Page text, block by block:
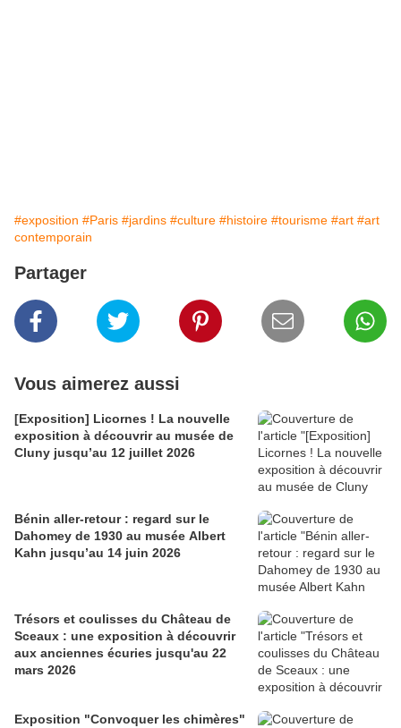
#exposition #Paris #jardins #culture #histoire #tourisme #art #art
contemporain
Partager
Vous aimerez aussi
[Exposition] Licornes ! La nouvelle
exposition à découvrir au musée de
Cluny jusqu’au 12 juillet 2026
Bénin aller-retour : regard sur le
Dahomey de 1930 au musée Albert
Kahn jusqu’au 14 juin 2026
Trésors et coulisses du Château de
Sceaux : une exposition à découvrir
aux anciennes écuries jusqu'au 22
mars 2026
Exposition "Convoquer les chimères"